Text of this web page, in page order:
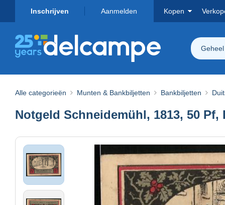
Inschrijven Aanmelden Kopen
Alle categorieën Munten & Bankbiljetten Bankbiljetten
Notgeld Schneidemühl, 1813, 50